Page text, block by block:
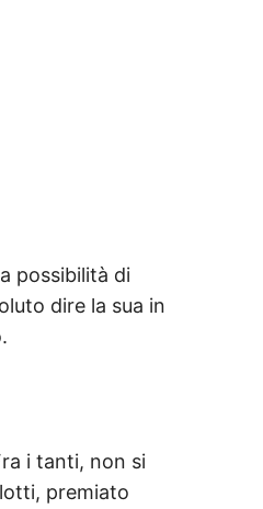
possibilità di
dire la sua in
i tanti, non si
premiato